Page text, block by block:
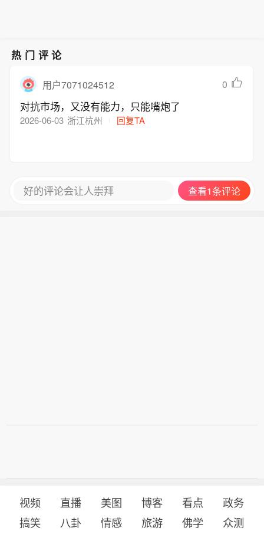
热门评论
用户7071024512 0
对抗市场，又没有能力，只能嘴炮了
2026-06-03 浙江杭州 回复TA
好的评论会让人崇拜 查看1条评论
视频 直播 美图 博客 看点
政务
搞笑
八卦 情感 旅游 佛学 众测